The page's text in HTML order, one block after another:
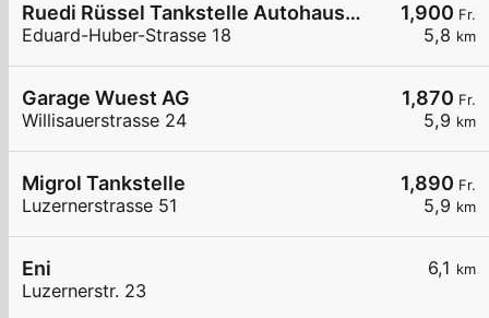
1,900 Fr.
5,8 km
Ruedi Rüssel Tankstelle Autohaus Erwin Steffen
Eduard-Huber-Strasse 18
1,870 Fr.
5,9 km
Garage Wuest AG
Willisauerstrasse 24
1,890 Fr.
5,9 km
Migrol Tankstelle
Luzernerstrasse 51
6,1 km
Eni
Luzernerstr. 23